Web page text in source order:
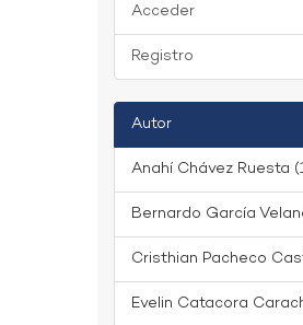
Acceder
Registro
Autor
Anahí Chávez Ruesta
Bernardo García
Cristhian Pacheco
Evelin Catacora